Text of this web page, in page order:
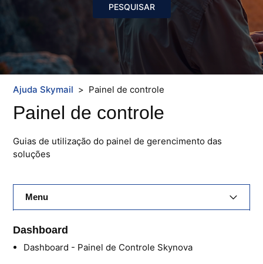
Ajuda Skymail Painel de controle
Painel de controle
Guias de utilização do painel de gerencimento das
soluções
Menu
E-Mail Skymail
Cloud Skymail
Dashboard
Dashboard - Painel de Controle Skynova